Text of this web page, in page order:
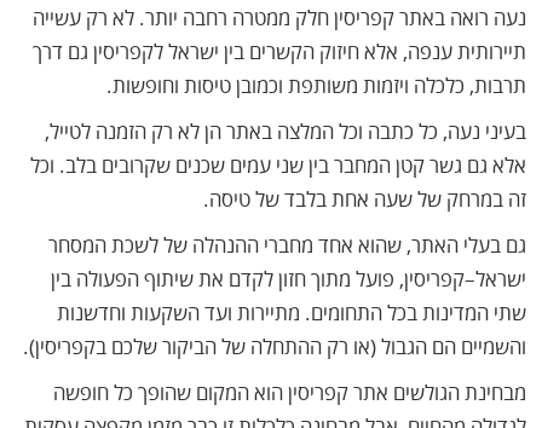
נעה רואה באתר קפריסין חלק ממטרה רחבה יותר. לא רק עשייה
תיירותית ענפה, אלא חיזוק הקשרים בין ישראל לקפריסין גם דרך
תרבות, כלכלה ויזמות משותפת וכמובן טיסות וחופשות.
בעיני נעה, כל כתבה וכל המלצה באתר הן לא רק הזמנה לטייל,
אלא גם גשר קטן המחבר בין שני עמים שכנים שקרובים בלב. וכל
זה במרחק של שעה אחת בלבד של טיסה.
גם בעלי האתר, שהוא אחד מחברי ההנהלה של לשכת המסחר
ישראל–קפריסין, פועל מתוך חזון לקדם את שיתוף הפעולה בין
שתי המדינות בכל התחומים. מתיירות ועד השקעות וחדשנות
והשמיים הם הגבול (או רק ההתחלה של הביקור שלכם בקפריסין).
מבחינת הגולשים אתר קפריסין הוא המקום שהופך כל חופשה